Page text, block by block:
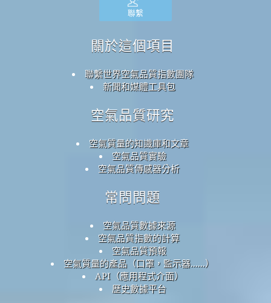
聯繫
關於這個項目
聯繫世界空氣品質指數團隊
新聞和媒體工具包
空氣品質研究
空氣質量的知識庫和文章
空氣品質實驗
空氣品質傳感器分析
常問問題
空氣品質數據來源
空氣品質指數的計算
空氣品質預報
空氣質量的產品（口罩，監示器......）
API（應用程式介面）
歷史數據平台